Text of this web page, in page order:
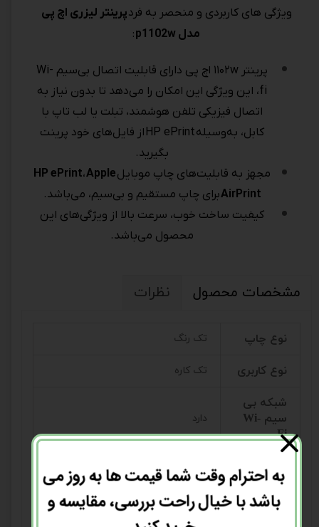
ویژگی های کاربردی و منحصر به فردپرینتر لیزری اچ پی
مدل p1102w
:
پرینتر ۱۱۰۲w اچ پی دارای قابلیت اتصال بی‌سیم Wi-
fi، این ویژگی این امکان را می‌دهد تا بدون نیاز به
اتصال فیزیکی تلفن هوشمند، تبلت یا لب تاپ با
کابل، به‌وسیله HP ePrint از فایل‌های خود پرینت
بگیرید.
مجهز به قابلیت‌های چاپ موبایل
HP ePrint،Apple
AirPrintبرای چاپ مستقیم و بی‌سیم، می‌باشد.
کیفیت ساخت خوب، سرعت بالا از ویژگی‌های این
محصول می‌باشد.
مشخصات محصول نظرات
نوع چاپ تک رنگ
نوع کاربری تک کاره
شبکه بی
سیم Wi-
Fi
دارد
توانایی
چاپ در
دقیقه
18 صفحه
به احترام وقت شما قیمت ها به روز می
باشد با خیال راحت بررسی، مقایسه و